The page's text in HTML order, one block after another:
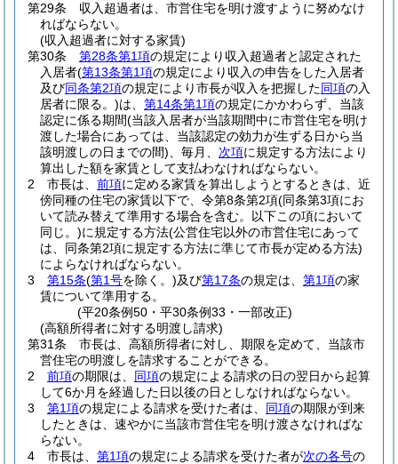
第29条
収入超過者は、市営住宅を明け渡すように努めなけ
ればならない。
(収入超過者に対する家賃)
第30条
第28条第1項の規定により収入超過者と認定された
入居者(第13条第1項の規定により収入の申告をした入居者
及び同条第2項の規定により市長が収入を把握した同項の入
居者に限る。)は、 第14条第1項の規定にかかわらず、当該
認定に係る期間(当該入居者が当該期間中に市営住宅を明け
渡した場合にあっては、当該認定の効力が生ずる日から当
該明渡しの日までの間) 、毎月、 次項に規定する方法により
算出した額を家賃として支払わなければならない。
2
市長は、 前項に定める家賃を算出しようとするときは、近
傍同種の住宅の家賃以下で、令第8条第2項(同条第3項にお
いて読み替えて準用する場合を含む。以下この項において
同じ。)に規定する方法(公営住宅以外の市営住宅にあって
は、同条第2項に規定する方法に準じて市長が定める方法)
によらなければならない。
3
第15条(第1号を除く。)及び第17条の規定は、 第1項の家
賃について準用する。
(平20条例50・平30条例33・一部改正)
(高額所得者に対する明渡し請求)
第31条
市長は、高額所得者に対し、期限を定めて、当該市
営住宅の明渡しを請求することができる。
2
前項の期限は、 同項の規定による請求の日の翌日から起算
して6か月を経過した日以後の日としなければならない。
3
第1項の規定による請求を受けた者は、 同項の期限が到来
したときは、速やかに当該市営住宅を明け渡さなければな
らない。
4
市長は、 第1項の規定による請求を受けた者が次の各号の